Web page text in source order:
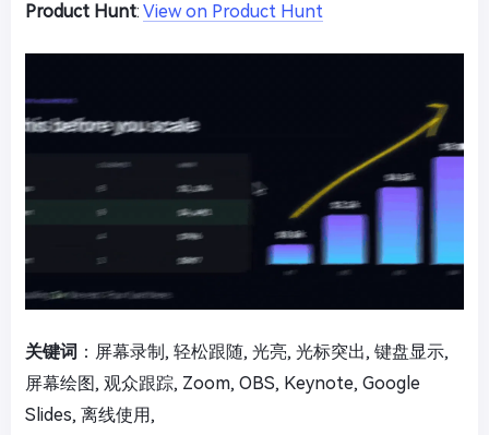
Product Hunt: View on Product Hunt
关键词 ：屏幕录制, 轻松跟随, 光亮, 光标突出, 键盘显示,
屏幕绘图, 观众跟踪, Zoom, OBS, Keynote, Google
Slides, 离线使用,